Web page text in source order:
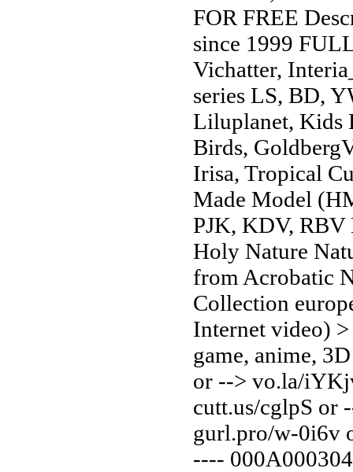
FOR FREE
since 1999
Vichatter,
series LS, BD,
Liluplanet, Kids
Birds,
Irisa, Tropical
Made Model
PJK, KDV, RBV
Holy Nature
from Acrobatic
Collection
Internet video)
game, anime,
or --> vo.la/
cutt.us/cglpS or
gurl.pro/w-0i6v
---- 000A000304